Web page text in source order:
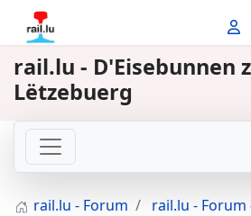
rail.lu - D'Eisebunnen
Lëtzebuerg
rail.lu - Forum rail.lu - Forum